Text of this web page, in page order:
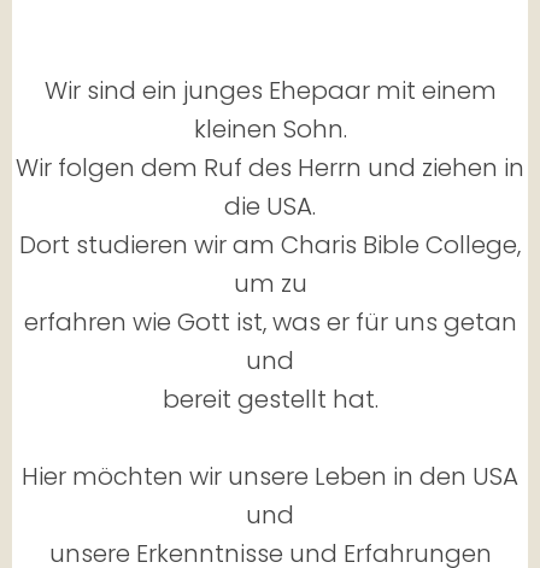
Wir sind ein junges Ehepaar mit einem
kleinen Sohn.
Wir folgen dem Ruf des Herrn und ziehen in
die USA.
Dort studieren wir am Charis Bible College,
um zu
erfahren wie Gott ist, was er für uns getan
und
bereit gestellt hat.
Hier möchten wir unsere Leben in den USA
und
unsere Erkenntnisse und Erfahrungen